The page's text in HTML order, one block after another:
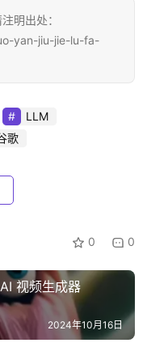
明出处：
yan-jiu-jie-lu-fa-
LLM
歌
0 0
视频生成器
2024年10月16日